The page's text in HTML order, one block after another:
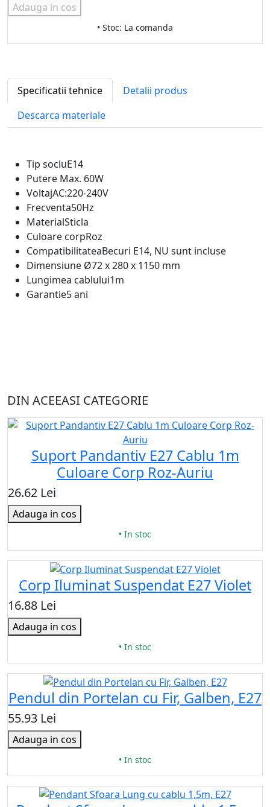
Adauga in cos
• Stoc: La comanda
Specificatii tehnice
Detalii produs
Descarca materiale
Tip socluE14
Putere Max. 60W
VoltajAC:220-240V
Frecventa50Hz
MaterialSticla
Culoare corpRoz
CompatibilitateaBecuri E14, NU sunt incluse
Dimensiune Ø72 x 280 x 1150 mm
Lungimea cablului1m
Garantie5 ani
DIN ACEEASI CATEGORIE
Suport Pandantiv E27 Cablu 1m
Culoare Corp Roz-Auriu
26.62 Lei
Adauga in cos
• In stoc
Corp Iluminat Suspendat E27 Violet
16.88 Lei
Adauga in cos
• In stoc
Pendul din Portelan cu Fir, Galben, E27
55.93 Lei
Adauga in cos
• In stoc